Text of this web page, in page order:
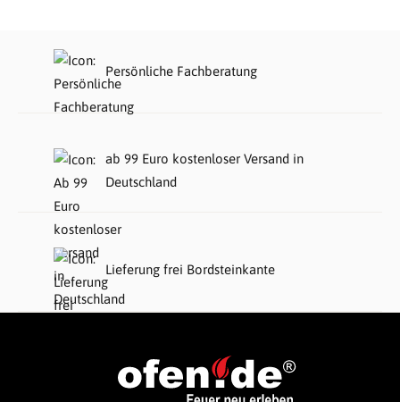
Persönliche Fachberatung
ab 99 Euro kostenloser Versand in
Deutschland
Lieferung frei Bordsteinkante